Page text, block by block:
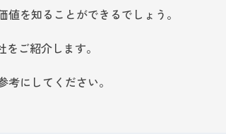
を知ることができるでしょう。
ご紹介します。
にしてください。